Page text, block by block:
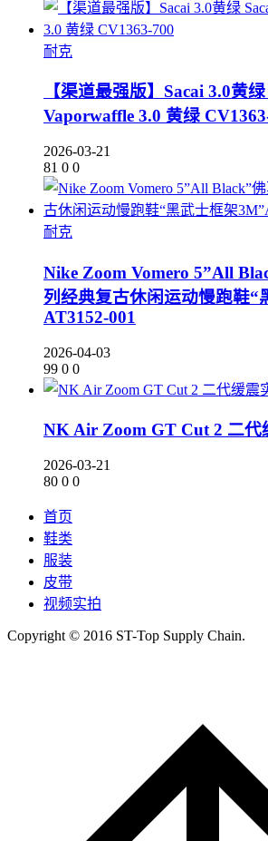
耐克
【渠道最强版】Sacai 3.0黄
Vaporwaffle 3.0 黄绿
2026-03-21
81 0 0
耐克
Nike Zoom Vomero 5”All
列经典复古休闲运动慢跑鞋“
AT3152-001
2026-04-03
99 0 0
NK Air Zoom GT Cut 2 二代
2026-03-21
80 0 0
首页
鞋类
服装
皮带
视频实拍
Copyright © 2016 ST-Top Supply Chain.